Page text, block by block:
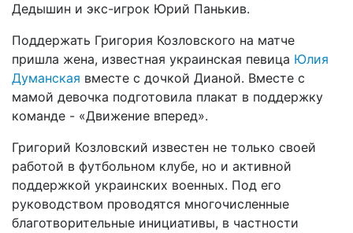
Дедышин и экс-игрок Юрий Панькив.
Поддержать Григория Козловского на матче
пришла жена, известная украинская певица Юлия
Думанская вместе с дочкой Дианой. Вместе с
мамой девочка подготовила плакат в поддержку
команде - «Движение вперед».
Григорий Козловский известен не только своей
работой в футбольном клубе, но и активной
поддержкой украинских военных. Под его
руководством проводятся многочисленные
благотворительные инициативы, в частности